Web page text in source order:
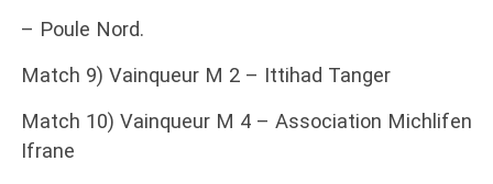
– Poule Nord.
Match 9) Vainqueur M 2 – Ittihad Tanger
Match 10) Vainqueur M 4 – Association Michlifen
Ifrane